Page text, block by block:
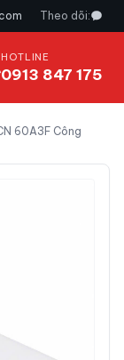
Theo dõi:
HOTLINE
0913 847 175
60A3F Công